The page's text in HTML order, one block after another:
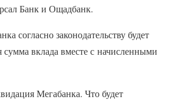
Банк и Ощадбанк.
согласно законодательству будет
сумма вклада вместе с начисленными
Мегабанка. Что будет